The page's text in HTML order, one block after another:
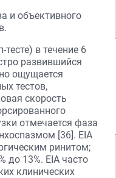
и объективного
в течение 6
развившийся
ощущается
тестов,
скорость
отмечается фаза
[36]. EIA
ринитом;
до 13%. EIA часто
клинических